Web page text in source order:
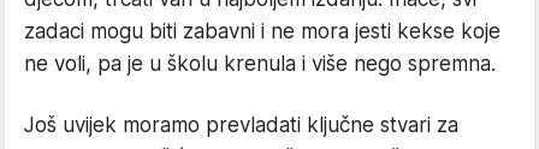
zadaci mogu biti zabavni i ne mora jesti kekse koje
ne voli, pa je u školu krenula i više nego spremna.
Još uvijek moramo prevladati ključne stvari za